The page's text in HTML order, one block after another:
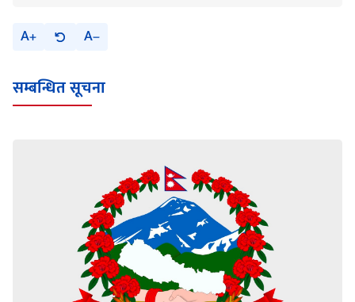
A A
सम्बन्धित सूचना